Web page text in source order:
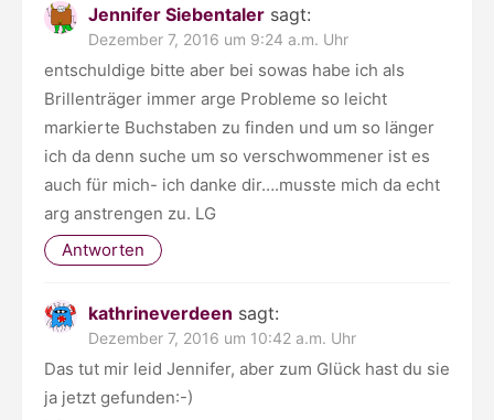
Jennifer Siebentaler sagt:
Dezember 7, 2016 um 9:24 a.m. Uhr
entschuldige bitte aber bei sowas habe ich als
Brillenträger immer arge Probleme so leicht
markierte Buchstaben zu finden und um so länger
ich da denn suche um so verschwommener ist es
auch für mich- ich danke dir….musste mich da echt
arg anstrengen zu. LG
Antworten
kathrineverdeen sagt:
Dezember 7, 2016 um 10:42 a.m. Uhr
Das tut mir leid Jennifer, aber zum Glück hast du sie
ja jetzt gefunden:-)